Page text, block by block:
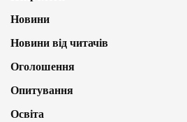
Новини
Новини від читачів
Оголошення
Опитування
Освіта